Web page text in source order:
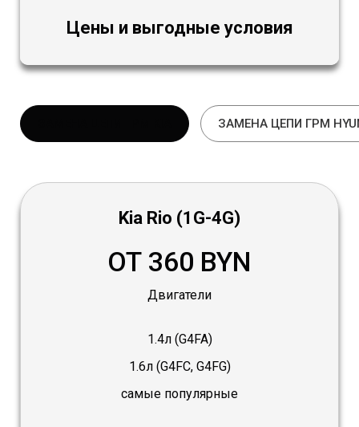
Цены и выгодные условия
ЗАМЕНА ЦЕПИ ГРМ
Kia Rio (1G-4G)
ОТ 360 BYN
Двигатели
1.4л (G4FA)
1.6л (G4FC, G4FG)
самые популярные